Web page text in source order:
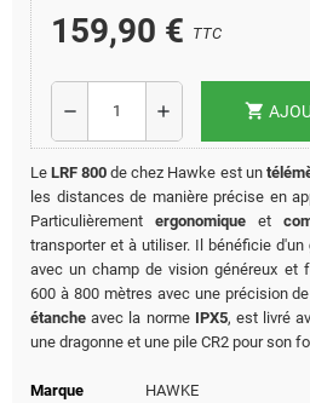
159,90 € TTC
remove add shopping_cart
LeLRF 800 de chez Hawke est un
les distances de manière précise en
Particulièrementergonomique et
transporter et à utiliser. Il bénéficie d'un
avec un champ de vision généreux et
600 à 800 mètres avec une précision
étanche avec la norme IPX5, est livré
une dragonne et une pile CR2 pour son
Marque
HAWKE